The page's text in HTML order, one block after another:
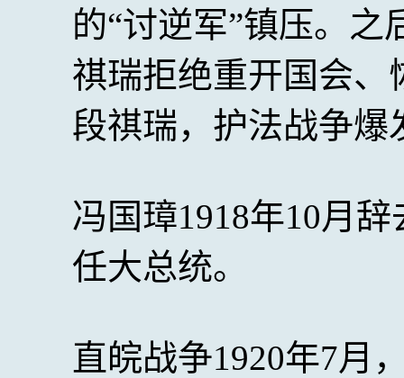
的“讨逆军”镇压。
祺瑞拒绝重开国会
段祺瑞，护法战争爆
冯国璋1918年10月
任大总统。
直皖战争1920年7月